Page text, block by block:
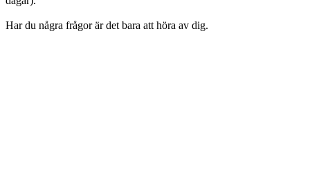
Har du några frågor är det bara att höra av dig.